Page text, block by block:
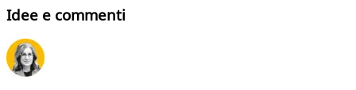
Idee e commenti